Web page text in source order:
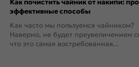
Как почистить чайник от накипи:
эффективные способы
Как часто мы пользуемся чайником?
Наверно, не будет преувеличением
что это самая востребованная...